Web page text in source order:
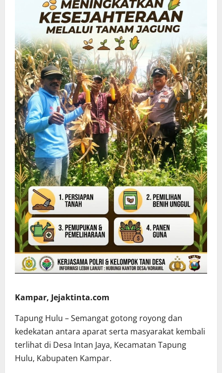
Kampar, Jejaktinta.com
Tapung Hulu – Semangat gotong royong dan
kedekatan antara aparat serta masyarakat kembali
terlihat di Desa Intan Jaya, Kecamatan Tapung
Hulu, Kabupaten Kampar.